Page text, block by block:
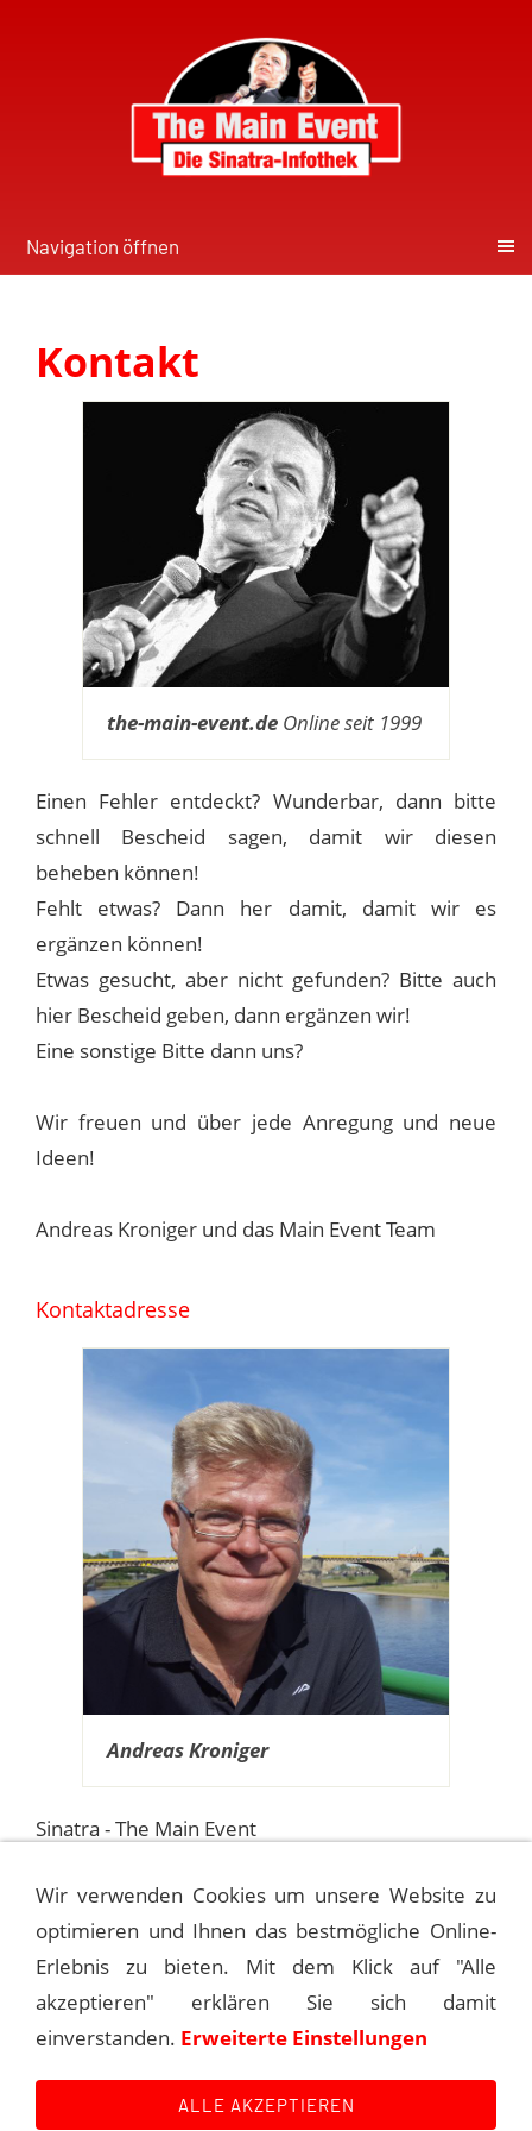
Navigation öffnen
Kontakt
the-main-event.deOnline seit 1999
Einen Fehler entdeckt? Wunderbar, dann bitte
schnell Bescheid sagen, damit wir diesen
beheben können!
Fehlt etwas? Dann her damit, damit wir es
ergänzen können!
Etwas gesucht, aber nicht gefunden? Bitte auch
hier Bescheid geben, dann ergänzen wir!
Eine sonstige Bitte dann uns?
Wir freuen und über jede Anregung und neue
Ideen!
Andreas Kroniger und das Main Event Team
Kontaktadresse
Andreas Kroniger
Sinatra - The Main Event
Allensteiner Str. 45
47495 Rheinberg
Germany
e-mail:sinatra@the-main-event.de
Wir verwenden Cookies um unsere Website zu
optimieren und Ihnen das bestmögliche Online-
Erlebnis zu bieten. Mit dem Klick auf "Alle
akzeptieren" erklären Sie sich damit
einverstanden. Erweiterte Einstellungen
ALLE AKZEPTIEREN